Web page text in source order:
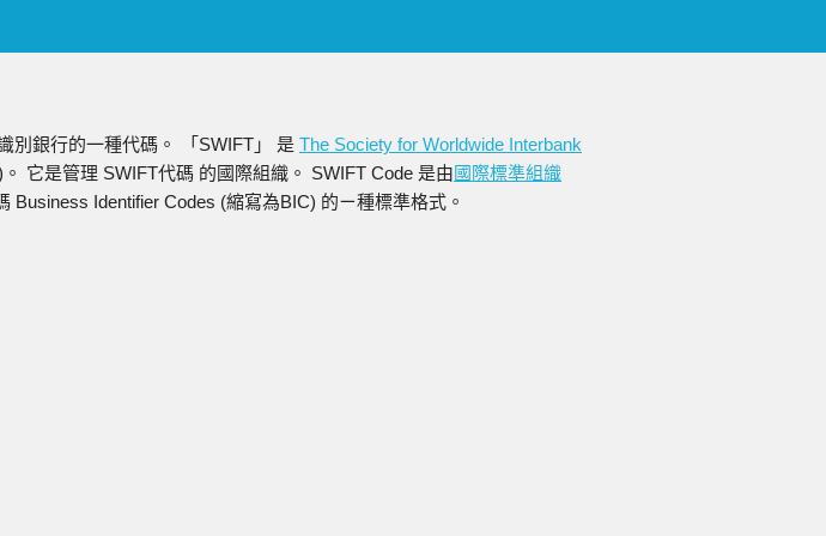
繁中
別銀行的一種代碼。 「SWIFT」 是 The Society for Worldwide Interbank
它是管理 SWIFT代碼 的國際組織。 SWIFT Code 是由國際標準組織
Business Identifier Codes (縮寫為BIC) 的ㄧ種標準格式。